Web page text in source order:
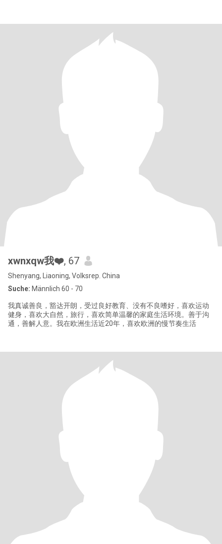
xwnxqw我❤️, 67
Shenyang, Liaoning, Volksrep. China
Suche: Männlich 60 - 70
我真诚善良，豁达开朗，受过良好教育、没有不良嗜好，喜欢运动
健身，喜欢大自然，旅行，喜欢简单温馨的家庭生活环境。善于沟
通，善解人意。我在欧洲生活近20年，喜欢欧洲的慢节奏生活